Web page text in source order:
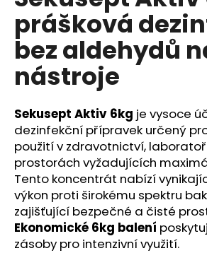
5
hvězdiček.
prášková
bez aldehydů
nástroje
Sekusept Aktiv 6kg je vysoce
dezinfekční přípravek určený
použití v zdravotnictví,
prostorách vyžadujících
Tento koncentrát nabízí
výkon proti širokému spektru
zajišťující bezpečné a čisté
Ekonomické 6kg balení
zásoby pro intenzivní využití.
a
j
í
t
?
HLEDAT
D
o